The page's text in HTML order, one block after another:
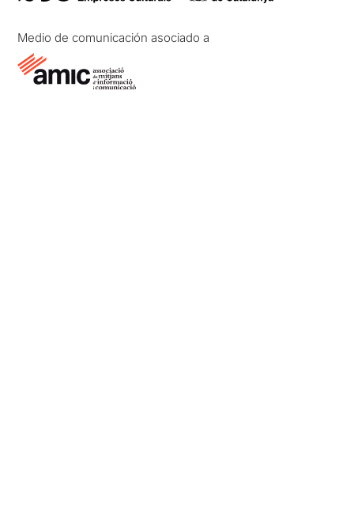
Medio de comunicación asociado a